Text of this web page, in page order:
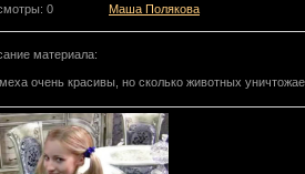
: 0 Маша Полякова
материала:
очень красивы, но сколько животных